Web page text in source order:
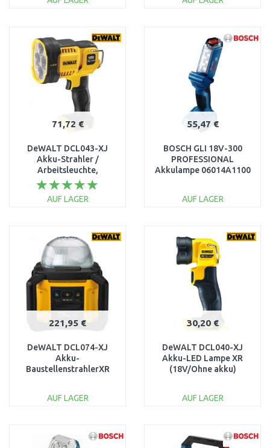
Vergleichen Vergleichen
71,72 €
DeWALT DCL043-XJ
Akku-Strahler /
Arbeitsleuchte,
Lichtstrom: 1000 lm XR
(18 V)
AUF LAGER
Vergleichen
55,47 €
BOSCH GLI 18V-300
PROFESSIONAL
Akkulampe 06014A1100
AUF LAGER
Vergleichen
221,95 €
DeWALT DCL074-XJ
Akku-
BaustellenstrahlerXR
AUF LAGER
30,20 €
DeWALT DCL040-XJ
Akku-LED Lampe XR
(18V/Ohne akku)
AUF LAGER